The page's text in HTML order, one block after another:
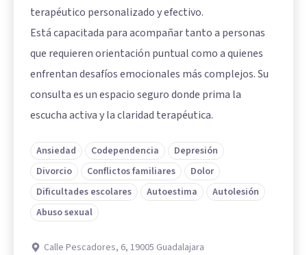
terapéutico personalizado y efectivo.
Está capacitada para acompañar tanto a personas
que requieren orientación puntual como a quienes
enfrentan desafíos emocionales más complejos. Su
consulta es un espacio seguro donde prima la
escucha activa y la claridad terapéutica.
Ansiedad Codependencia
Depresión
Divorcio
Conflictos familiares
Dolor
Dificultades escolares
Autoestima
Autolesión
Abuso sexual
Calle Pescadores, 6, 19005 Guadalajara